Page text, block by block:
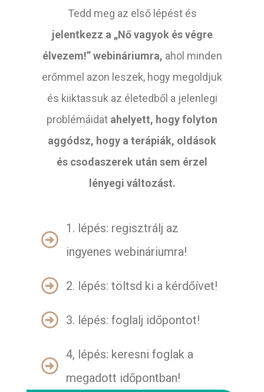
Tedd meg az első lépést és
jelentkezz a „Nő vagyok és végre
élvezem!” webináriumra, ahol minden
erőmmel azon leszek, hogy megoldjuk
és kiiktassuk az életedből a jelenlegi
problémáidat ahelyett, hogy folyton
aggódsz, hogy a terápiák, oldások
és csodaszerek után sem érzel
lényegi változást.
1. lépés: regisztrálj az
ingyenes webináriumra!
2. lépés: töltsd ki a kérdőívet!
3. lépés: foglalj időpontot!
4, lépés: keresni foglak a
megadott időpontban!